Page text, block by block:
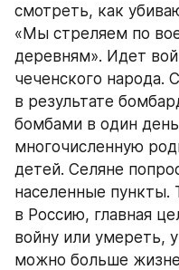
смотреть, как
«Мы стреляем по
деревням». Идет
чеченского народа.
в результате
бомбами в один
многочисленную
детей. Селяне
населенные пункты.
в Россию, главная
войну или умереть,
можно больше